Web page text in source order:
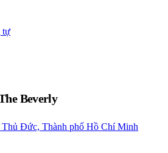
tự
Beverly
Đức, Thành phố Hồ Chí Minh